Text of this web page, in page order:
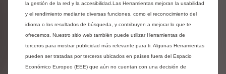
la gestión de la red y la accesibilidad.Las Herramientas mejoran la usabilidad
y el rendimiento mediante diversas funciones, como el reconocimiento del
idioma o los resultados de búsqueda, y contribuyen a mejorar lo que te
ofrecemos. Nuestro sitio web también puede utilizar Herramientas de
terceros para mostrar publicidad más relevante para ti. Algunas Herramientas
pueden ser tratadas por terceros ubicados en países fuera del Espacio
Económico Europeo (EEE) que aún no cuentan con una decisión de